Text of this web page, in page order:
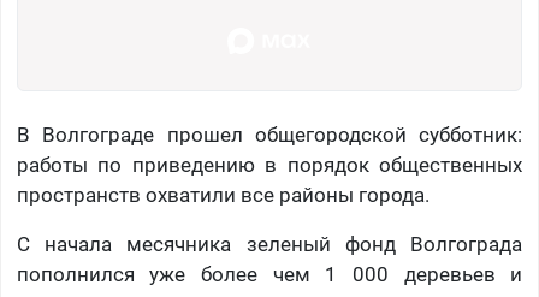
В Волгограде прошел общегородской субботник:
работы по приведению в порядок общественных
пространств охватили все районы города.
С начала месячника зеленый фонд Волгограда
пополнился уже более чем 1 000 деревьев и